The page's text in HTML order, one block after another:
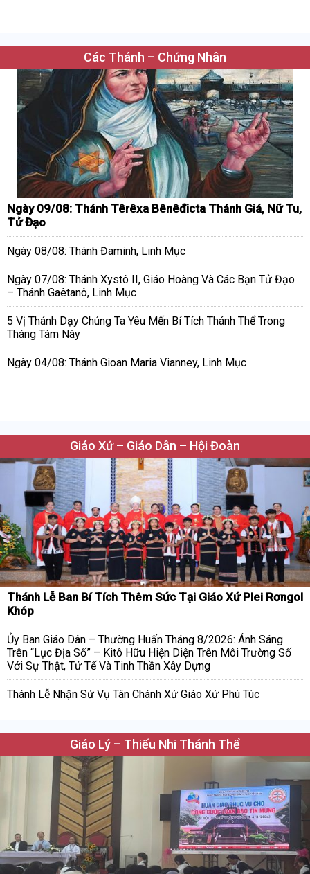
Các Thánh – Chứng Nhân
Ngày 09/08: Thánh Têrêxa Bênêđicta Thánh Giá, Nữ Tu,
Tử Đạo
Ngày 08/08: Thánh Đaminh, Linh Mục
Ngày 07/08: Thánh Xystô II, Giáo Hoàng Và Các Bạn Tử Đạo
– Thánh Gaêtanô, Linh Mục
5 Vị Thánh Dạy Chúng Ta Yêu Mến Bí Tích Thánh Thể Trong
Tháng Tám Này
Ngày 04/08: Thánh Gioan Maria Vianney, Linh Mục
Giáo Xứ – Giáo Dân – Hội Đoàn
Thánh Lễ Ban Bí Tích Thêm Sức Tại Giáo Xứ Plei Rơngol
Khóp
Ủy Ban Giáo Dân – Thường Huấn Tháng 8/2026: Ánh Sáng
Trên “Lục Địa Số” – Kitô Hữu Hiện Diện Trên Môi Trường Số
Với Sự Thật, Tử Tế Và Tinh Thần Xây Dựng
Thánh Lễ Nhận Sứ Vụ Tân Chánh Xứ Giáo Xứ Phú Túc
Giáo Lý – Thiếu Nhi Thánh Thể